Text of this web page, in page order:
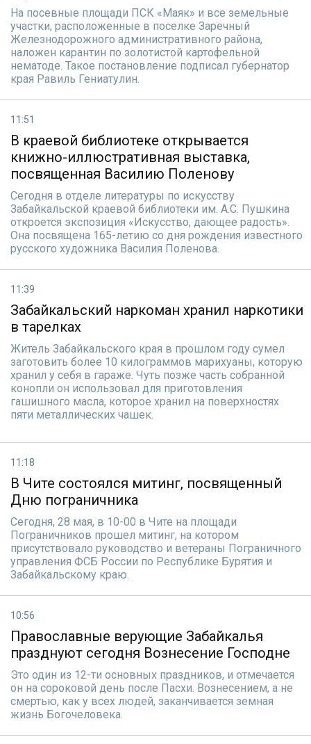
На посевные площади ПСК «Маяк» и все земельные
участки, расположенные в поселке Заречный
Железнодорожного административного района,
наложен карантин по золотистой картофельной
нематоде. Такое постановление подписал губернатор
края Равиль Гениатулин.
11:51
В краевой библиотеке открывается
книжно-иллюстративная выставка,
посвященная Василию Поленову
Сегодня в отделе литературы по искусству
Забайкальской краевой библиотеки им. А.С. Пушкина
откроется экспозиция «Искусство, дающее радость».
Она посвящена 165-летию со дня рождения известного
русского художника Василия Поленова.
11:39
Забайкальский наркоман хранил наркотики
в тарелках
Житель Забайкальского края в прошлом году сумел
заготовить более 10 килограммов марихуаны, которую
хранил у себя в гараже. Чуть позже часть собранной
конопли он использовал для приготовления
гашишного масла, которое хранил на поверхностях
пяти металлических чашек.
11:18
В Чите состоялся митинг, посвященный
Дню пограничника
Сегодня, 28 мая, в 10-00 в Чите на площади
Пограничников прошел митинг, на котором
присутствовало руководство и ветераны Пограничного
управления ФСБ России по Республике Бурятия и
Забайкальскому краю.
10:56
Православные верующие Забайкалья
празднуют сегодня Вознесение Господне
Это один из 12-ти основных праздников, и отмечается
он на сороковой день после Пасхи. Вознесением, а не
смертью, как у всех людей, заканчивается земная
жизнь Богочеловека.